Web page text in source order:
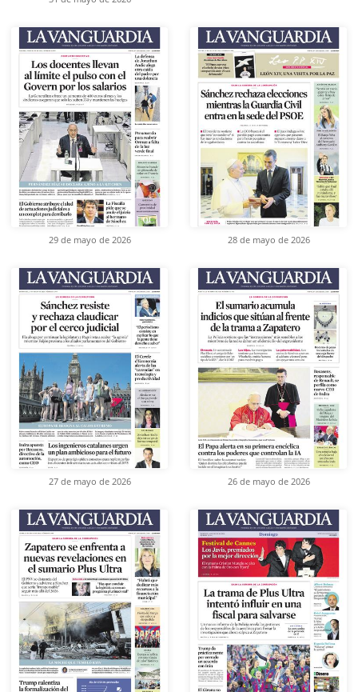
29 de mayo de 2026 28 de mayo de 2026
27 de mayo de 2026 26 de mayo de 2026